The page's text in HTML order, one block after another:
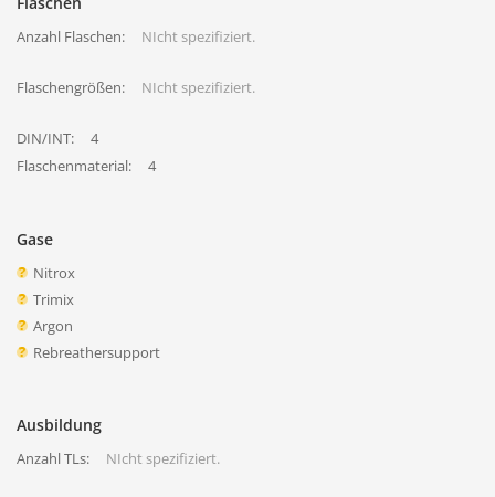
Anzahl Flaschen: NIcht spezifiziert.
Flaschengrößen: NIcht spezifiziert.
DIN/INT:
4
Flaschenmaterial:
4
Gase
Nitrox
Trimix
Argon
Rebreathersupport
Ausbildung
Anzahl TLs: NIcht spezifiziert.